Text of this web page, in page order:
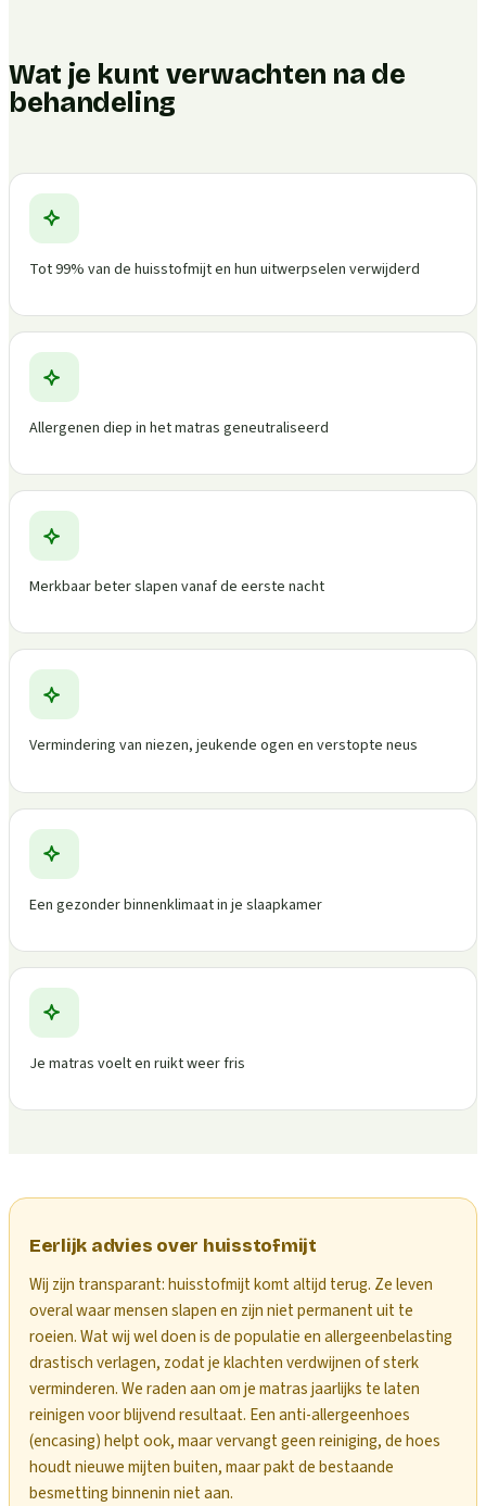
Wat je kunt verwachten na de
behandeling
Tot 99% van de huisstofmijt en hun uitwerpselen verwijderd
Allergenen diep in het matras geneutraliseerd
Merkbaar beter slapen vanaf de eerste nacht
Vermindering van niezen, jeukende ogen en verstopte neus
Een gezonder binnenklimaat in je slaapkamer
Je matras voelt en ruikt weer fris
Eerlijk advies over huisstofmijt
Wij zijn transparant: huisstofmijt komt altijd terug. Ze leven
overal waar mensen slapen en zijn niet permanent uit te
roeien. Wat wij wel doen is de populatie en allergeenbelasting
drastisch verlagen, zodat je klachten verdwijnen of sterk
verminderen. We raden aan om je matras jaarlijks te laten
reinigen voor blijvend resultaat. Een anti-allergeenhoes
(encasing) helpt ook, maar vervangt geen reiniging, de hoes
houdt nieuwe mijten buiten, maar pakt de bestaande
besmetting binnenin niet aan.